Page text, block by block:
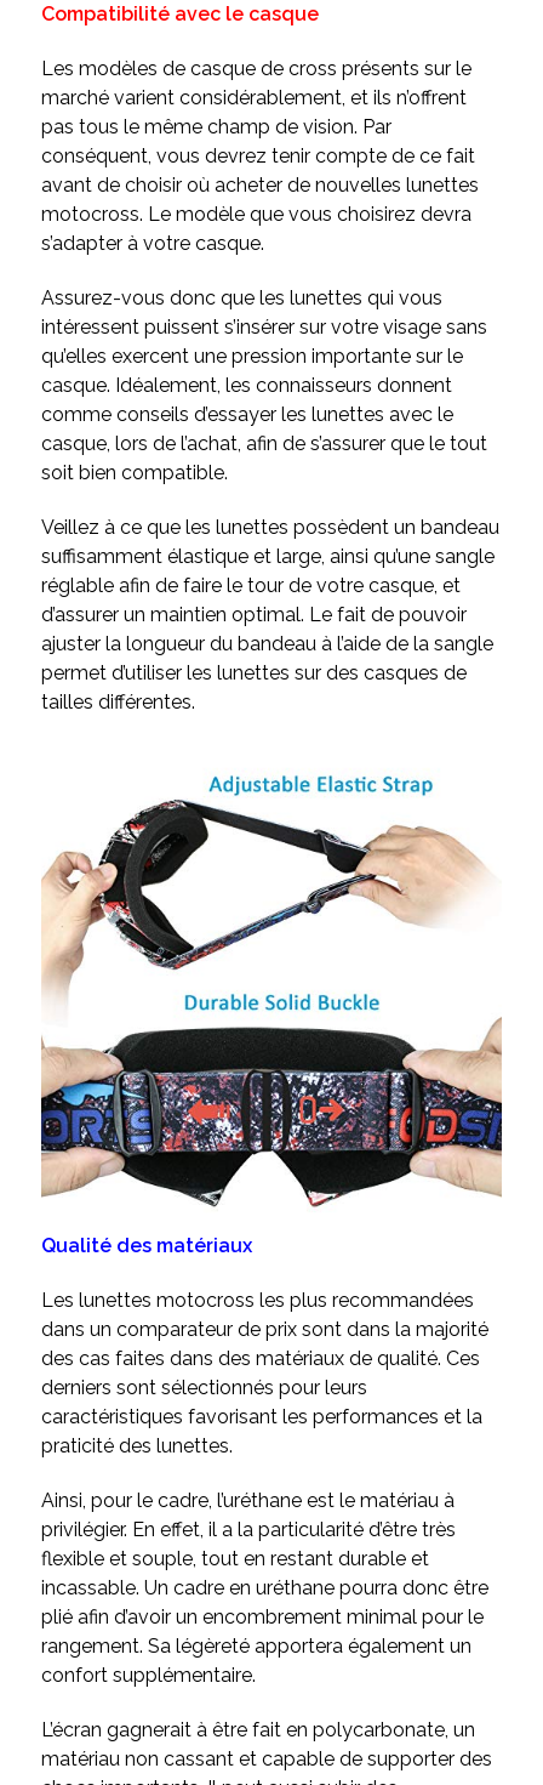
Compatibilité avec le casque
Les modèles de casque de cross présents sur le
marché varient considérablement, et ils n’offrent
pas tous le même champ de vision. Par
conséquent, vous devrez tenir compte de ce fait
avant de choisir où acheter de nouvelles lunettes
motocross. Le modèle que vous choisirez devra
s’adapter à votre casque.
Assurez-vous donc que les lunettes qui vous
intéressent puissent s’insérer sur votre visage sans
qu’elles exercent une pression importante sur le
casque. Idéalement, les connaisseurs donnent
comme conseils d’essayer les lunettes avec le
casque, lors de l’achat, afin de s’assurer que le tout
soit bien compatible.
Veillez à ce que les lunettes possèdent un bandeau
suffisamment élastique et large, ainsi qu’une sangle
réglable afin de faire le tour de votre casque, et
d’assurer un maintien optimal. Le fait de pouvoir
ajuster la longueur du bandeau à l’aide de la sangle
permet d’utiliser les lunettes sur des casques de
tailles différentes.
Qualité des matériaux
Les lunettes motocross les plus recommandées
dans un comparateur de prix sont dans la majorité
des cas faites dans des matériaux de qualité. Ces
derniers sont sélectionnés pour leurs
caractéristiques favorisant les performances et la
praticité des lunettes.
Ainsi, pour le cadre, l’uréthane est le matériau à
privilégier. En effet, il a la particularité d’être très
flexible et souple, tout en restant durable et
incassable. Un cadre en uréthane pourra donc être
plié afin d’avoir un encombrement minimal pour le
rangement. Sa légèreté apportera également un
confort supplémentaire.
L’écran gagnerait à être fait en polycarbonate, un
matériau non cassant et capable de supporter des